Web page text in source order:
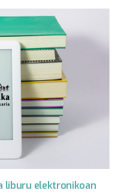
liburu elektronikoan